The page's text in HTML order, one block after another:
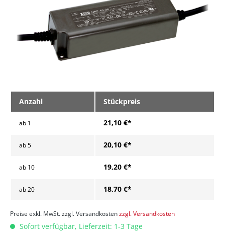
Anzahl Stückpreis
ab 1 21,10 €*
ab5 20,10 €*
ab 10 19,20 €*
ab20 18,70 €*
Preise exkl. MwSt. zzgl. Versandkostenzzgl. Versandkosten
Sofort verfügbar, Lieferzeit: 1-3 Tage